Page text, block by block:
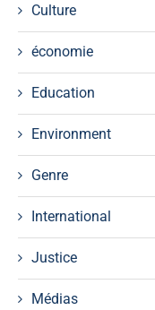
Culture
économie
Education
Environment
Genre
International
Justice
Médias